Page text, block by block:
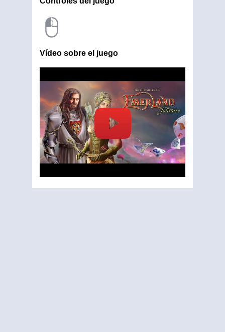
Vídeo sobre el juego